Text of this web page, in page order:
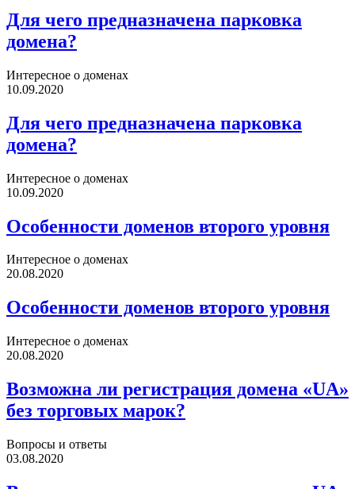
Для чего предназначена парковка
домена?
Интересное о доменах
10.09.2020
Для чего предназначена парковка
домена?
Интересное о доменах
10.09.2020
Особенности доменов второго уровня
Интересное о доменах
20.08.2020
Особенности доменов второго уровня
Интересное о доменах
20.08.2020
Возможна ли регистрация домена «UA»
без торговых марок?
Вопросы и ответы
03.08.2020